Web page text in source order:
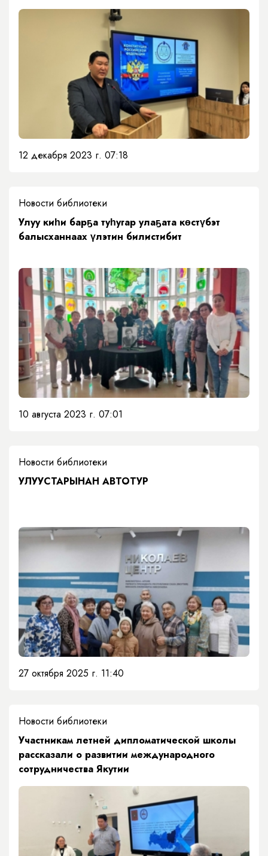
12 декабря 2023 г. 07:18
Новости библиотеки
​Улуу киһи барҕа туһугар улаҕата көстүбэт
балысханнаах үлэтин билистибит
10 августа 2023 г. 07:01
Новости библиотеки
​УЛУУСТАРЫНАН АВТОТУР
27 октября 2025 г. 11:40
Новости библиотеки
​Участникам летней дипломатической школы
рассказали о развитии международного
сотрудничества Якутии